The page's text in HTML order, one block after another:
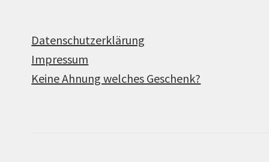
Datenschutzerklärung
Impressum
Keine Ahnung welches Geschenk?